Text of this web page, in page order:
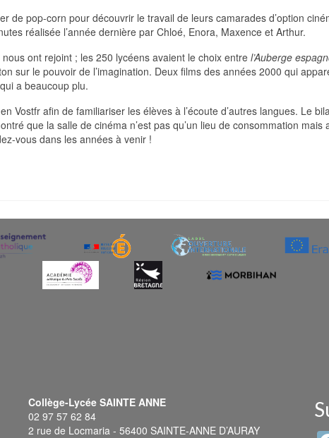
de pop-corn pour découvrir le travail de leurs camarades d’option
réalisée l’année dernière par Chloé, Enora, Maxence et Arthur.
ont rejoint ; les 250 lycéens avaient le choix entre l’Auberge
sur le pouvoir de l’imagination. Deux films des années 2000 qui
a beaucoup plu.
Vostfr afin de familiariser les élèves à l’écoute d’autres langues. Le
que la salle de cinéma n’est pas qu’un lieu de consommation
vous dans les années à venir !
Collège-Lycée SAINTE ANNE
02 97 57 62 84
2 rue de Locmaria - 56400 SAINTE-ANNE D’AURAY